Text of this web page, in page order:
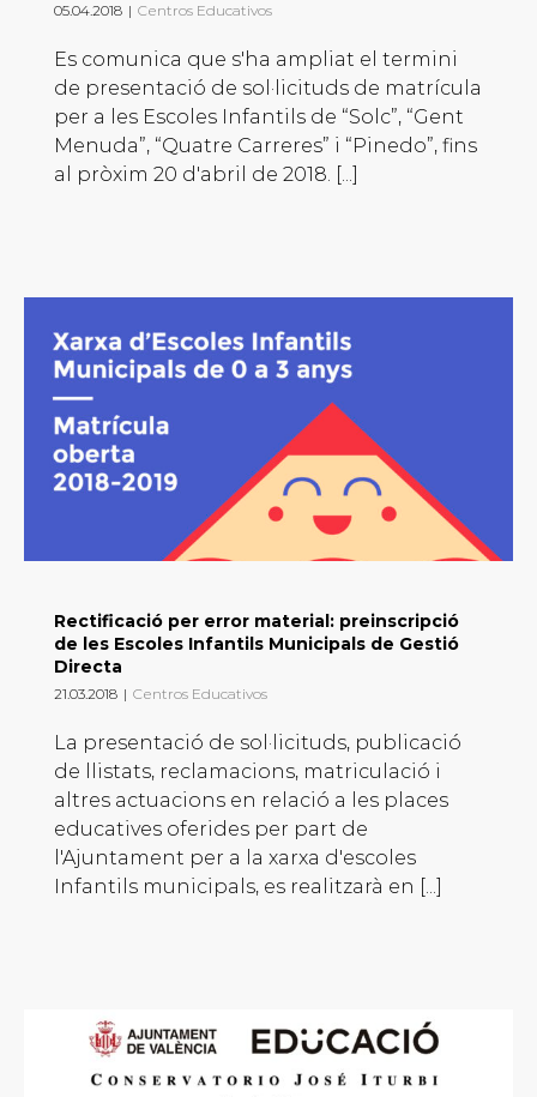
05.04.2018 | Centros Educativos
Es comunica que s'ha ampliat el termini
de presentació de sol·licituds de matrícula
per a les Escoles Infantils de “Solc”, “Gent
Menuda”, “Quatre Carreres” i “Pinedo”, fins
al pròxim 20 d'abril de 2018. [...]
Rectificació per error material: preinscripció
de les Escoles Infantils Municipals de Gestió
Directa
21.03.2018 | Centros Educativos
La presentació de sol·licituds, publicació
de llistats, reclamacions, matriculació i
altres actuacions en relació a les places
educatives oferides per part de
l'Ajuntament per a la xarxa d'escoles
Infantils municipals, es realitzarà en [...]